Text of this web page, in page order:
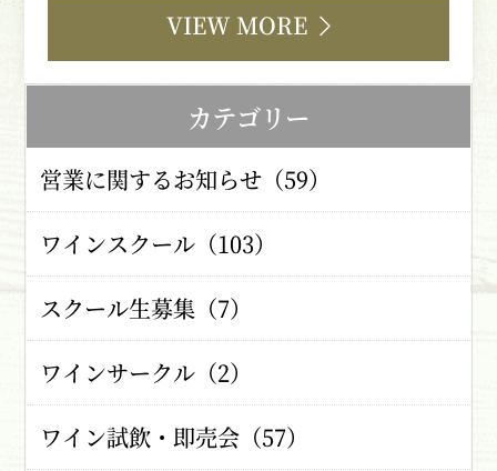
VIEW MORE
カテゴリー
営業に関するお知らせ（59）
ワインスクール（103）
スクール生募集（7）
ワインサークル（2）
ワイン試飲・即売会（57）